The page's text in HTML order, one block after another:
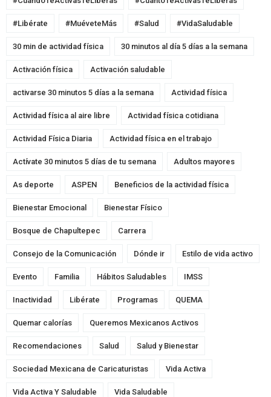
#Libérate #MuéveteMás #Salud #VidaSaludable
30 min de actividad física 30 minutos al día 5 días a la semana
Activación física Activación saludable
activarse 30 minutos 5 días a la semana Actividad física
Actividad física al aire libre Actividad física cotidiana
Actividad Física Diaria Actividad física en el trabajo
Actívate 30 minutos 5 días de tu semana Adultos mayores
As deporte ASPEN Beneficios de la actividad física
Bienestar Emocional Bienestar Físico
Bosque de Chapultepec Carrera
Consejo de la Comunicación Dónde ir Estilo de vida activo
Evento Familia Hábitos Saludables IMSS
Inactividad Libérate Programas QUEMA
Quemar calorías Queremos Mexicanos Activos
Recomendaciones Salud Salud y Bienestar
Sociedad Mexicana de Caricaturistas Vida Activa
Vida Activa Y Saludable Vida Saludable